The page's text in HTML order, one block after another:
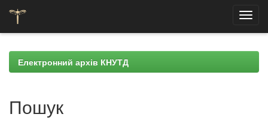
navigationЕлектронний архів КНУТД
Пошук